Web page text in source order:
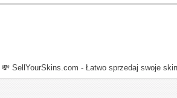
💸 SellYourSkins.com - Łatwo sprzedaj swoje